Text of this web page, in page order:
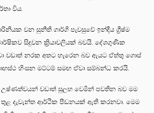
විය.
වන සුනීති ගාර්ගි පැවසුවේ ඉන්දීය ග්‍රීෂ්ම
සිදුවන ක්‍රියාවලියක් බවයි. දේශගුණික
වඩාත් නරක අතට හැරෙන බව ඇයට ඒත්තු ගොස්
හිංසන මට්ටම් සමඟ ඒවා සම්බන්ධ කරයි.
උෂ්ණත්වයන් වඩාත් සුලභ වෙමින් පවතින බව මම
දැවැන්ත ආර්ථික පීඩනයක් ඇති කරනවා. මෙම